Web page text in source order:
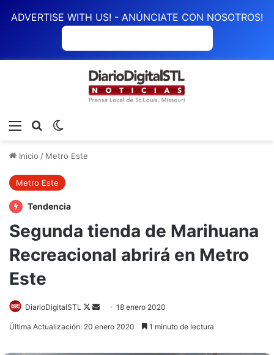
ADVERTISE WITH US! - ANÚNCIATE CON NOSOTROS!
Menú Buscar
Inicio / Metro Este
Metro Este
Tendencia
Segunda tienda de Marihuana
Recreacional abrirá en Metro
Este
DiarioDigitalSTL
Follow
Send18 enero 2020
Última Actualización: 20 enero 2020 1 minuto de lectura